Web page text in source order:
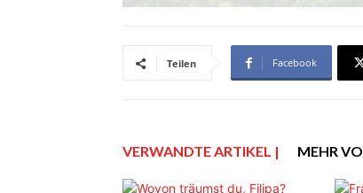
Teilen Facebook
VERWANDTE ARTIKEL | MEHR